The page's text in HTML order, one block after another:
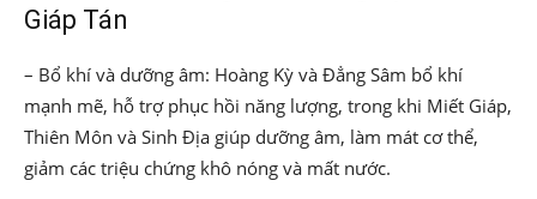
Giáp Tán
– Bổ khí và dưỡng âm: Hoàng Kỳ và Đẳng Sâm bổ khí
mạnh mẽ, hỗ trợ phục hồi năng lượng, trong khi Miết Giáp,
Thiên Môn và Sinh Địa giúp dưỡng âm, làm mát cơ thể,
giảm các triệu chứng khô nóng và mất nước.